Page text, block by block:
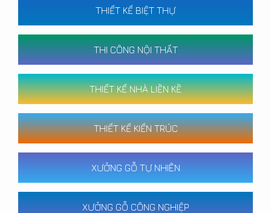
THIẾT KẾ BIỆT THỰ
THI CÔNG NỘI THẤT
THIẾT KẾ NHÀ LIỀN KỀ
THIẾT KẾ KIẾN TRÚC
XƯỞNG GỖ TỰ NHIÊN
XƯỞNG GỖ CÔNG NGHIỆP